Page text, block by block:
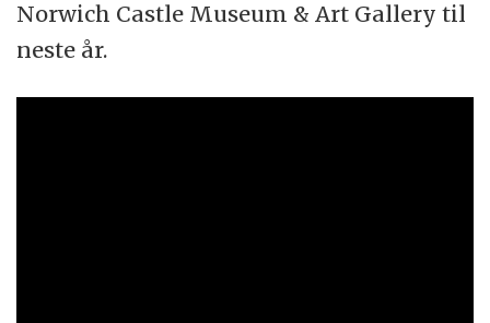
Norwich Castle Museum & Art Gallery til
neste år.